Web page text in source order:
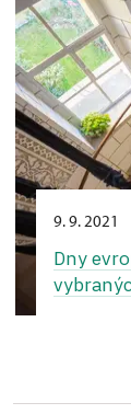
9. 9. 2021
Dny